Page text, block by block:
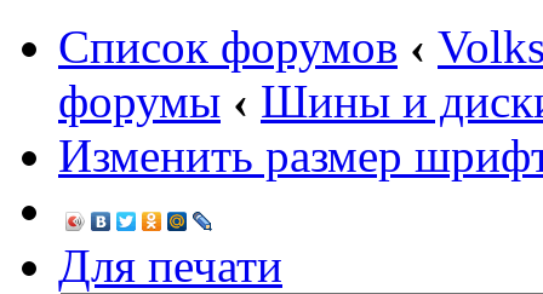
Список форумов ‹
форумы ‹ Шины и
Изменить размер
Для печати